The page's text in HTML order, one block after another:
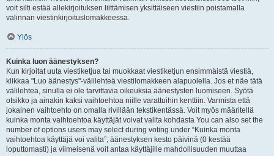
voit silti estää allekirjoituksen liittämisen yksittäiseen viestiin poistamalla
valinnan viestinkirjoituslomakkeessa.
Ylös
Kuinka luon äänestyksen?
Kun kirjoitat uuta viestiketjua tai muokkaat viestiketjun ensimmäistä viestiä,
klikkaa "Luo äänestys"-välilehteä viestilomakkeen alapuolella. Jos et näe tätä
välilehteä, sinulla ei ole tarvittavia oikeuksia äänestysten luomiseen. Syötä
otsikko ja ainakin kaksi vaihtoehtoa niille varattuihin kenttiin. Varmista että
jokainen vaihtoehto on omalla rivillään tekstikentässä. Voit myös määritellä
kuinka monta vaihtoehtoa käyttäjät voivat valita kohdasta You can also set the
number of options users may select during voting under “Kuinka monta
vaihtoehtoa käyttäjä voi valita”, äänestyksen kesto päivinä (0 kestää
loputtomasti) ja viimeisenä voit antaa käyttäjille mahdollisuuden muuttaa